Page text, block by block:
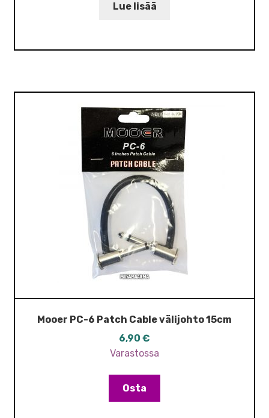
Lue lisää
Mooer PC-6 Patch Cable välijohto 15cm
6,90 €
Varastossa
Osta